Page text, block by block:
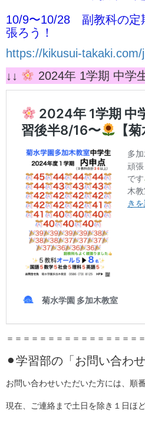
10/9〜10/28 副教科の定
張ろう！
https://kikusui-
↓↓
2024年 1学期 中学
＝＝＝＝＝＝＝＝＝＝＝＝＝＝＝＝
⚫︎学習部の「お問い合わ
お問い合わせいただいた方には、順
現在、ご連絡まで土日を除き１日ほ